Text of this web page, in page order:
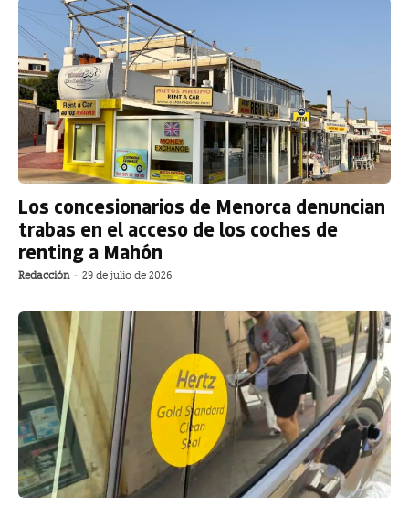
Los concesionarios de Menorca denuncian
trabas en el acceso de los coches de
renting a Mahón
Redacción - 29 de julio de 2026